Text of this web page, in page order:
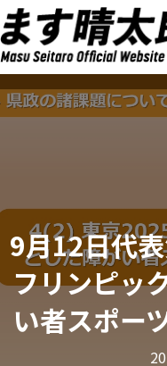
9月12日代
フリンピッ
い者スポー